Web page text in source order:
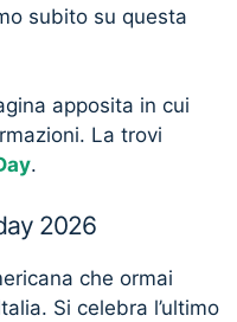
subito su questa
apposita in cui
La trovi
.
2026
che ormai
Si celebra l’ultimo